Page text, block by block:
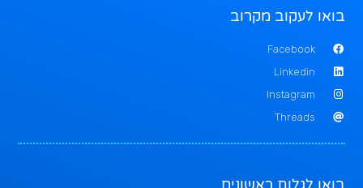
בואו לעקוב מקרוב
Facebook
Linkedin
Instagram
Threads
בואו לגלות ראשונים